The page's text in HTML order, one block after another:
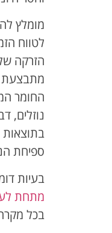
מומלץ
לטווח
הזרקה
מתבצעת
החומר
נוזלים,
ספיחת
בעיות
מתחת
בכל